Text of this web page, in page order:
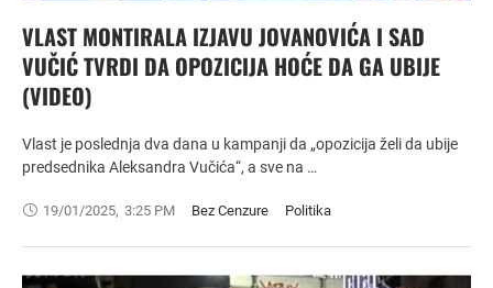
VLAST MONTIRALA IZJAVU JOVANOVIĆA I SAD
VUČIĆ TVRDI DA OPOZICIJA HOĆE DA GA UBIJE
(VIDEO)
Vlast je poslednja dva dana u kampanji da „opozicija želi da ubije
predsednika Aleksandra Vučića“, a sve na …
19/01/2025, 3:25 PM Bez Cenzure Politika